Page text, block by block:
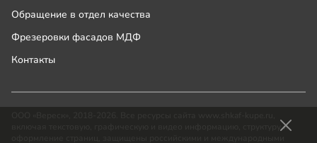
Обращение в отдел качества
Фрезеровки фасадов МДФ
Контакты
включая текстовую, графическую и видео информацию, структуру и